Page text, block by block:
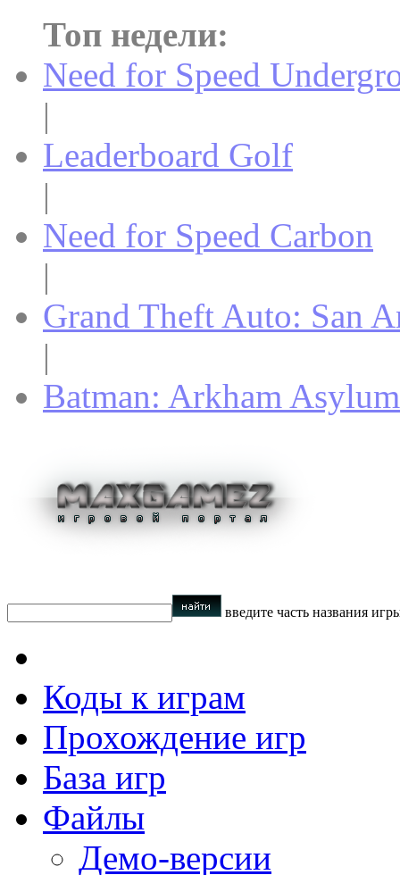
Топ недели:
Need for Speed
|
Leaderboard Golf
|
Need for Speed Carbon
|
Grand Theft Auto: San
|
Batman: Arkham Asylum
введите часть названия
Коды к играм
Прохождение игр
База игр
Файлы
Демо-версии